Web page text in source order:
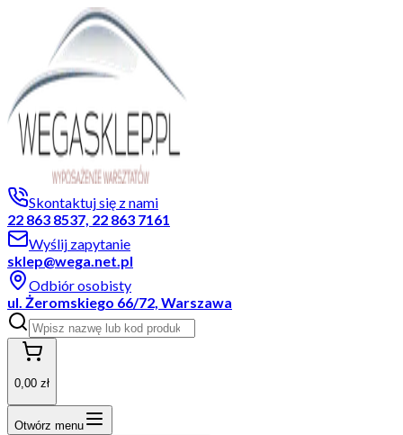
Skontaktuj się z nami
22 863 8537, 22 863 7161
Wyślij zapytanie
sklep@wega.net.pl
Odbiór osobisty
ul. Żeromskiego 66/72, Warszawa
0,00 zł
Otwórz menu